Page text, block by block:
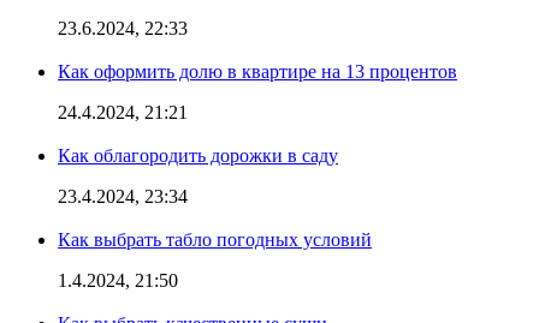
23.6.2024, 22:33
Как оформить долю в квартире на 13 процентов
24.4.2024, 21:21
Как облагородить дорожки в саду
23.4.2024, 23:34
Как выбрать табло погодных условий
1.4.2024, 21:50